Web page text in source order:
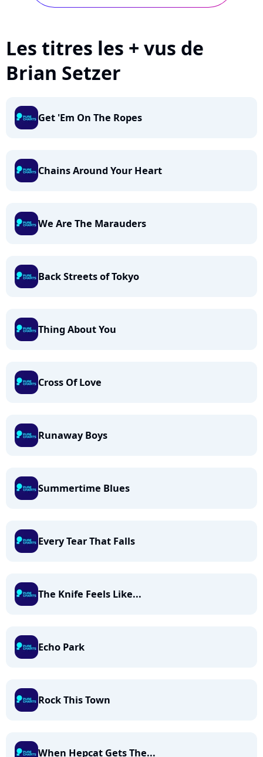
Les titres les + vus de
Brian Setzer
Get 'Em On The Ropes
Chains Around Your Heart
We Are The Marauders
Back Streets of Tokyo
Thing About You
Cross Of Love
Runaway Boys
Summertime Blues
Every Tear That Falls
The Knife Feels Like...
Echo Park
Rock This Town
When Hepcat Gets The...